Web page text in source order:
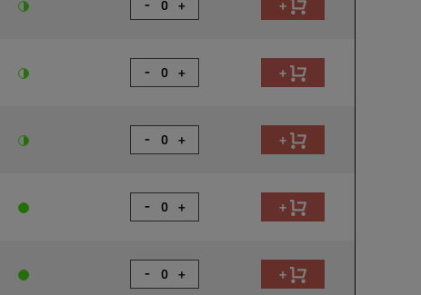
- + +
- + +
- + +
- + +
- + +